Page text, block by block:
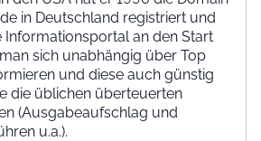
in Deutschland registriert und
Informationsportal an den Start
sich unabhängig über Top
und diese auch günstig
die üblichen überteuerten
(Ausgabeaufschlag und
u.a.).